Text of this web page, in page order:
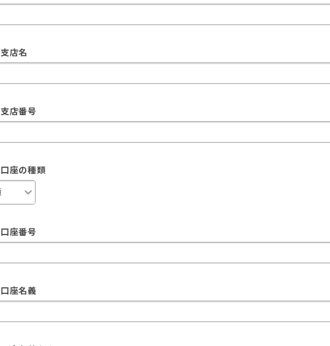
支店名
支店番号
口座の種類
口座番号
口座名義